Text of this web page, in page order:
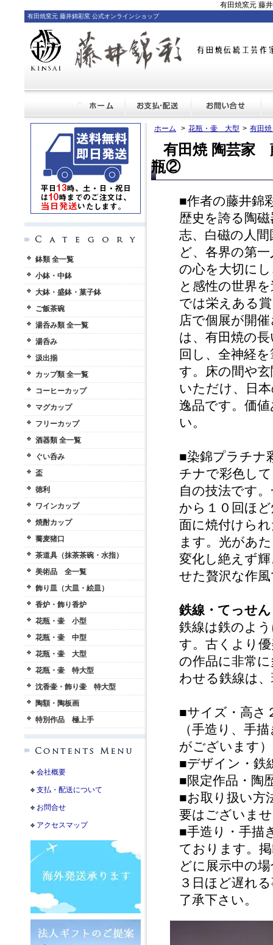
有田焼窯元 藤
有田焼窯元 藤井錦彩窯 公式オンラインショップ
鉢類 全一覧
小鉢・中鉢
大鉢・盛鉢・菓子鉢
ご飯茶碗
湯呑み類 全一覧
湯呑み
汲出揃
カップ類 全一覧
コーヒーカップ
マグカップ
フリーカップ
酒器類 全一覧
ぐい呑み
盃
徳利
ワインカップ
焼酎カップ
蕎麦猪口
茶道具（抹茶茶碗・水指）
美術品 全一覧
飾り皿（大皿・絵皿）
香炉・飾り香炉
花瓶・壷 小型
花瓶・壷 中型
花瓶・壷 大型
花瓶・壷 特大型
沈香壷・飾り壷 特大型
陶額・陶板画
特別作品 極上手
会社概要
支払・配送について
お問合せ
アクセスマップ
ホーム > 花瓶・壷 大型 > 有田
有田焼 陶芸家
瓶②
■作者の藤井錦
歴史を誇る陶
志、白磁の人
ど、各界の第
の心を大切に
と感性の世界
では栄えある
店で個展が開
は、有田焼の
回し、全神経
す。床の間や
いただけ、日
逸品です。価
い。
■染錦プラチナ
チナで彩色し
自の技法です
から１０回ほ
面に焼付けら
ます。光があ
変化し絶えず
せた贅沢な作
鉄線・てっせん
鉄線は鉄のよ
す。古くより
の作品に非常
わせる鉄線は
■サイズ・高さ
（手造り、手
がございます）
■デザイン・鉄
■限定作品・陶
■お取り扱い方
要はございま
■手造り・手描
ております。
どに展示中の
３日ほど遅れ
了承下さい。